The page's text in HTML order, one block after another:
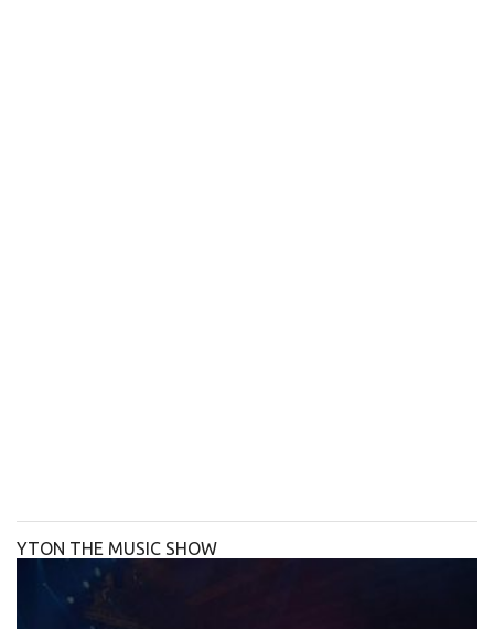
YTON THE MUSIC SHOW